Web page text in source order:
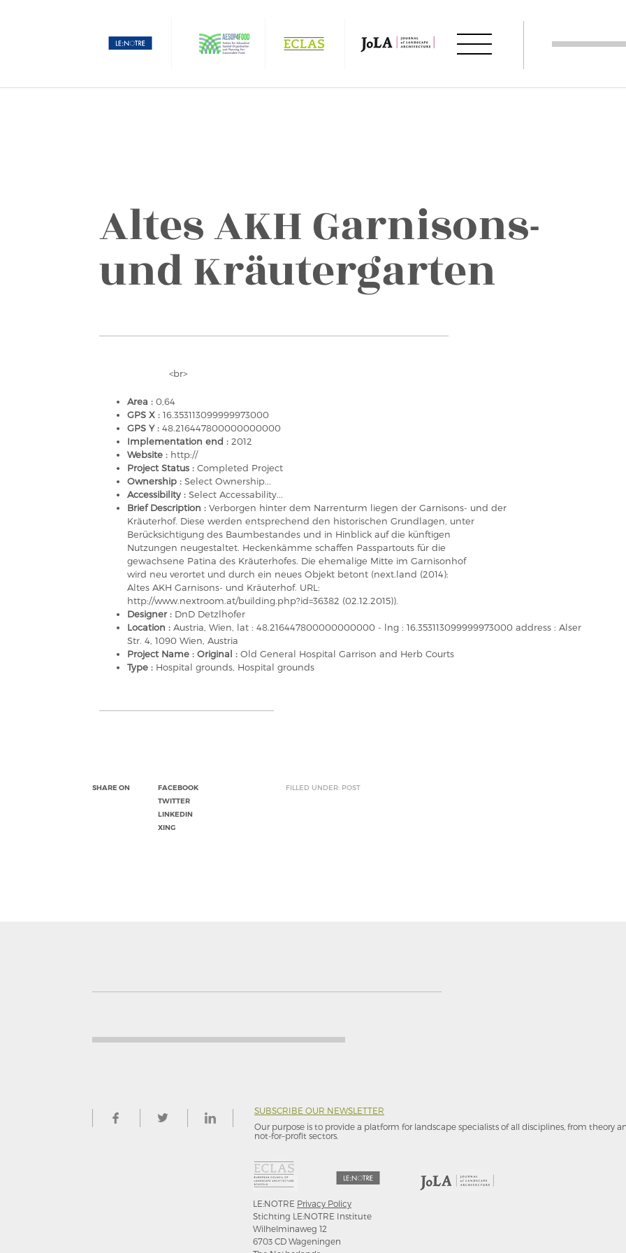
Altes AKH Garnisons-
und Kräutergarten
<br>
Area : 0,64
GPS X : 16.353113099999973000
GPS Y : 48.216447800000000000
Implementation end : 2012
Website : http://
Project Status : Completed Project
Ownership : Select Ownership...
Accessibility : Select Accessability...
Brief Description : Verborgen hinter dem Narrenturm liegen der Garnisons- und der
Kräuterhof. Diese werden entsprechend den historischen Grundlagen, unter
Berücksichtigung des Baumbestandes und in Hinblick auf die künftigen
Nutzungen neugestaltet. Heckenkämme schaffen Passpartouts für die
gewachsene Patina des Kräuterhofes. Die ehemalige Mitte im Garnisonhof
wird neu verortet und durch ein neues Objekt betont (next.land (2014):
Altes AKH Garnisons- und Kräuterhof. URL:
http://www.nextroom.at/building.php?id=36382 (02.12.2015)).
Designer : DnD Detzlhofer
Location : Austria, Wien, lat : 48.216447800000000000 - lng : 16.353113099999973000 address : Alser
Str. 4, 1090 Wien, Austria
Project Name : Original : Old General Hospital Garrison and Herb Courts
Type : Hospital grounds, Hospital grounds
SHARE ON
FACEBOOK
TWITTER
LINKEDIN
XING
FILLED UNDER: POST
SUBSCRIBE OUR NEWSLETTER
Our purpose is to provide a platform for landscape specialists of all disciplines, from theory
not-for–profit sectors.
LE:NOTRE Privacy Policy
Stichting LE:NOTRE Institute
Wilhelminaweg 12
6703 CD Wageningen